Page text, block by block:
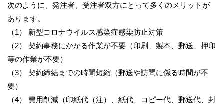
次のように、発注者、受注者双方にとって多くのメリットが
あります。
（1） 新型コロナウイルス感染症感染防止対策
（2） 契約事務にかかる作業が不要（印刷、製本、郵送、押印
等の作業が不要）
（3） 契約締結までの時間短縮（郵送や訪問に係る時間が不
要）
（4） 費用削減（印紙代（注）、紙代、コピー代、郵送代、封